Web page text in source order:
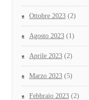
Ottobre 2023 (2)
Agosto 2023 (1)
Aprile 2023 (2)
Marzo 2023 (5)
Febbraio 2023 (2)